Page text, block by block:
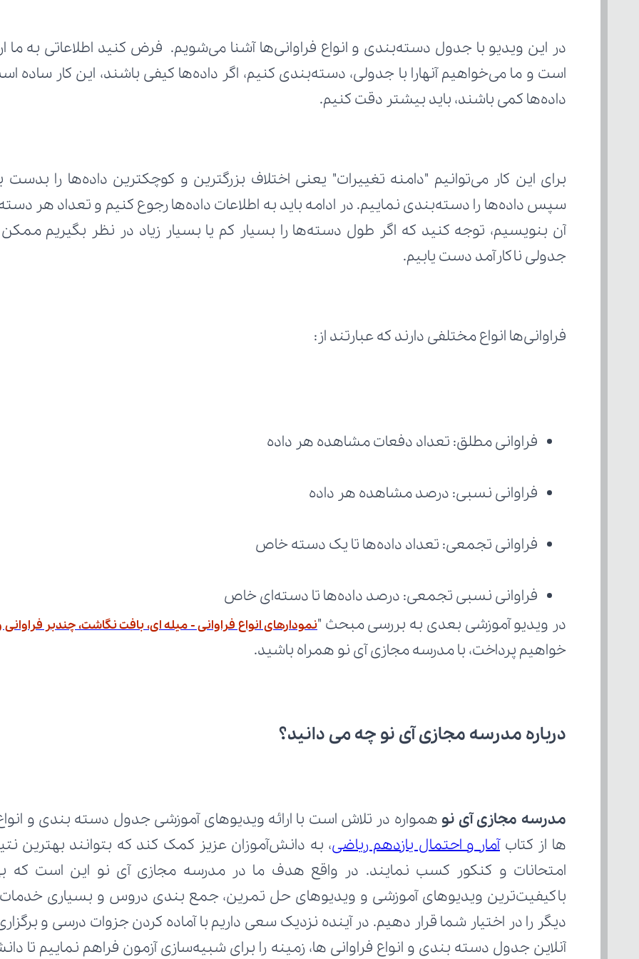
داده‌ها کمی باشند، باید بیشتر دقت کنیم.
جدولی ناکارآمد دست یابیم.
فراوانی‌ها انواع مختلفی دارند که عبارتند از:
فراوانی مطلق: تعداد دفعات مشاهده هر داده
فراوانی نسبی: درصد مشاهده هر داده
فراوانی تجمعی: تعداد داده‌ها تا یک دسته خاص
فراوانی نسبی تجمعی: درصد داده‌ها تا دسته‌ای خاص
در ویدیو آموزشی بعدی به بررسی مبحث "نمودارهای انواع فراوانی - میله ای، بافت نگاشت، چندبر فراوانی
خواهیم پرداخت، با مدرسه مجازی آی نو همراه باشید.
درباره مدرسه مجازی آی نو چه می‌ دانید؟
مدرسه مجازی آی نو
ها از کتاب آمار و احتمال یازدهم ریاضی